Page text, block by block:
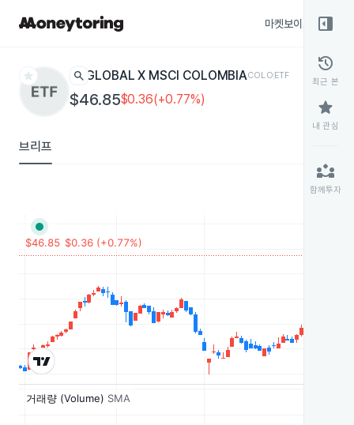
마켓보이스
star search GLOBAL X MSCI COLOMBIACOLOETF
$46.85$0.36(+0.77%)
브리프
right_panel_open
history
최근 본
star
내 관심
partner_exchange
함께투자